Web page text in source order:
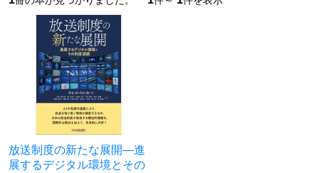
放送制度の新たな展開―進
展するデジタル環境とその